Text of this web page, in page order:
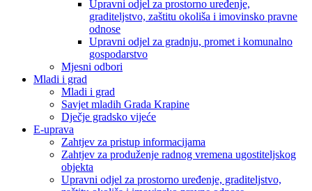
Upravni odjel za prostorno uređenje,
graditeljstvo, zaštitu okoliša i imovinsko pravne
odnose
Upravni odjel za gradnju, promet i komunalno
gospodarstvo
Mjesni odbori
Mladi i grad
Mladi i grad
Savjet mladih Grada Krapine
Dječje gradsko vijeće
E-uprava
Zahtjev za pristup informacijama
Zahtjev za produženje radnog vremena ugostiteljskog
objekta
Upravni odjel za prostorno uređenje, graditeljstvo,